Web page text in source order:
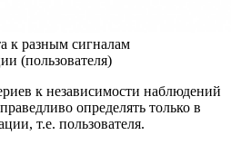
к разным сигналам
(пользователя)
к независимости наблюдений
определять только в
т.е. пользователя.